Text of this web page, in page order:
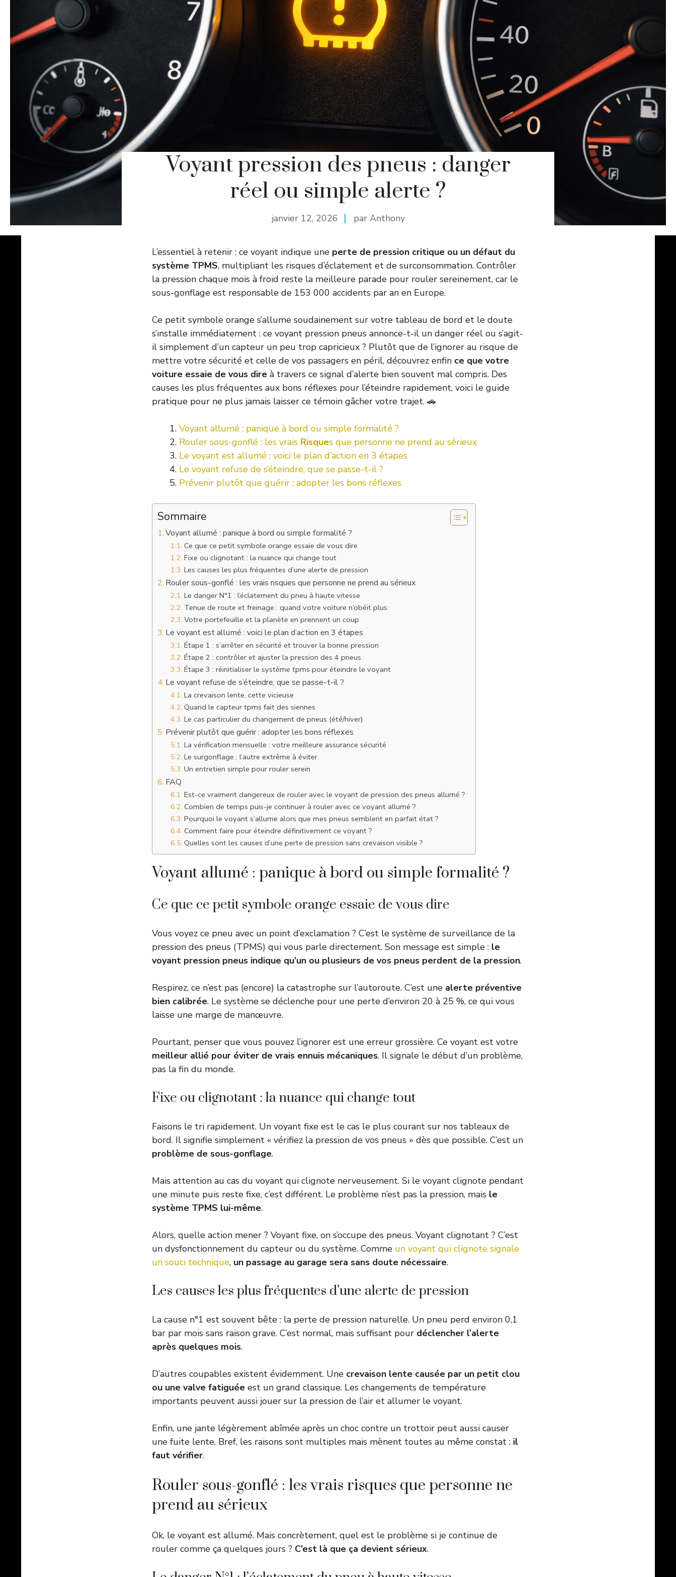
Voyant pression des pneus : danger
réel ou simple alerte ?
janvier 12, 2026 par Anthony
L’essentiel à retenir : ce voyant indique une perte de pression critique ou un défaut du
système TPMS, multipliant les risques d’éclatement et de surconsommation. Contrôler
la pression chaque mois à froid reste la meilleure parade pour rouler sereinement, car le
sous-gonflage est responsable de 153 000 accidents par an en Europe.
Ce petit symbole orange s’allume soudainement sur votre tableau de bord et le doute
s’installe immédiatement : ce voyant pression pneus annonce-t-il un danger réel ou s’agit-
il simplement d’un capteur un peu trop capricieux ? Plutôt que de l’ignorer au risque de
mettre votre sécurité et celle de vos passagers en péril, découvrez enfin ce que votre
voiture essaie de vous dire à travers ce signal d’alerte bien souvent mal compris. Des
causes les plus fréquentes aux bons réflexes pour l’éteindre rapidement, voici le guide
pratique pour ne plus jamais laisser ce témoin gâcher votre trajet. 🚗
Voyant allumé : panique à bord ou simple formalité ?
Rouler sous-gonflé : les vrais Risques que personne ne prend au sérieux
Le voyant est allumé : voici le plan d’action en 3 étapes
Le voyant refuse de s’éteindre, que se passe-t-il ?
Prévenir plutôt que guérir : adopter les bons réflexes
Sommaire
Voyant allumé : panique à bord ou simple formalité ?
Ce que ce petit symbole orange essaie de vous dire
Fixe ou clignotant : la nuance qui change tout
Les causes les plus fréquentes d’une alerte de pression
Rouler sous-gonflé : les vrais risques que personne ne prend au sérieux
Le danger N°1 : l’éclatement du pneu à haute vitesse
Tenue de route et freinage : quand votre voiture n’obéit plus
Votre portefeuille et la planète en prennent un coup
Le voyant est allumé : voici le plan d’action en 3 étapes
Étape 1 : s’arrêter en sécurité et trouver la bonne pression
Étape 2 : contrôler et ajuster la pression des 4 pneus
Étape 3 : réinitialiser le système tpms pour éteindre le voyant
Le voyant refuse de s’éteindre, que se passe-t-il ?
La crevaison lente, cette vicieuse
Quand le capteur tpms fait des siennes
Le cas particulier du changement de pneus (été/hiver)
Prévenir plutôt que guérir : adopter les bons réflexes
La vérification mensuelle : votre meilleure assurance sécurité
Le surgonflage : l’autre extrême à éviter
Un entretien simple pour rouler serein
FAQ
Est-ce vraiment dangereux de rouler avec le voyant de pression des pneus allumé ?
Combien de temps puis-je continuer à rouler avec ce voyant allumé ?
Pourquoi le voyant s’allume alors que mes pneus semblent en parfait état ?
Comment faire pour éteindre définitivement ce voyant ?
Quelles sont les causes d’une perte de pression sans crevaison visible ?
Voyant allumé : panique à bord ou simple formalité ?
Ce que ce petit symbole orange essaie de vous dire
Vous voyez ce pneu avec un point d’exclamation ? C’est le système de surveillance de la
pression des pneus (TPMS) qui vous parle directement. Son message est simple : le
voyant pression pneus indique qu’un ou plusieurs de vos pneus perdent de la pression.
Respirez, ce n’est pas (encore) la catastrophe sur l’autoroute. C’est une alerte préventive
bien calibrée. Le système se déclenche pour une perte d’environ 20 à 25 %, ce qui vous
laisse une marge de manœuvre.
Pourtant, penser que vous pouvez l’ignorer est une erreur grossière. Ce voyant est votre
meilleur allié pour éviter de vrais ennuis mécaniques. Il signale le début d’un problème,
pas la fin du monde.
Fixe ou clignotant : la nuance qui change tout
Faisons le tri rapidement. Un voyant fixe est le cas le plus courant sur nos tableaux de
bord. Il signifie simplement « vérifiez la pression de vos pneus » dès que possible. C’est un
problème de sous-gonflage.
Mais attention au cas du voyant qui clignote nerveusement. Si le voyant clignote pendant
une minute puis reste fixe, c’est différent. Le problème n’est pas la pression, mais le
système TPMS lui-même.
Alors, quelle action mener ? Voyant fixe, on s’occupe des pneus. Voyant clignotant ? C’est
un dysfonctionnement du capteur ou du système. Comme un voyant qui clignote signale
un souci technique, un passage au garage sera sans doute nécessaire.
Les causes les plus fréquentes d’une alerte de pression
La cause n°1 est souvent bête : la perte de pression naturelle. Un pneu perd environ 0,1
bar par mois sans raison grave. C’est normal, mais suffisant pour déclencher l’alerte
après quelques mois.
D’autres coupables existent évidemment. Une crevaison lente causée par un petit clou
ou une valve fatiguée est un grand classique. Les changements de température
importants peuvent aussi jouer sur la pression de l’air et allumer le voyant.
Enfin, une jante légèrement abîmée après un choc contre un trottoir peut aussi causer
une fuite lente. Bref, les raisons sont multiples mais mènent toutes au même constat : il
faut vérifier.
Rouler sous-gonflé : les vrais risques que personne ne
prend au sérieux
Ok, le voyant est allumé. Mais concrètement, quel est le problème si je continue de
rouler comme ça quelques jours ? C’est là que ça devient sérieux.